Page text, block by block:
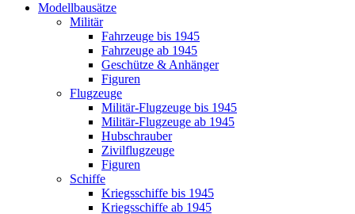
Modellbausätze
Militär
Fahrzeuge bis 1945
Fahrzeuge ab 1945
Geschütze & Anhänger
Figuren
Flugzeuge
Militär-Flugzeuge bis 1945
Militär-Flugzeuge ab 1945
Hubschrauber
Zivilflugzeuge
Figuren
Schiffe
Kriegsschiffe bis 1945
Kriegsschiffe ab 1945